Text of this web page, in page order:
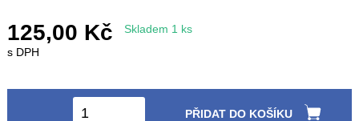
125,00 Kč
Skladem 1 ks
s DPH
PŘIDAT DO KOŠÍKU